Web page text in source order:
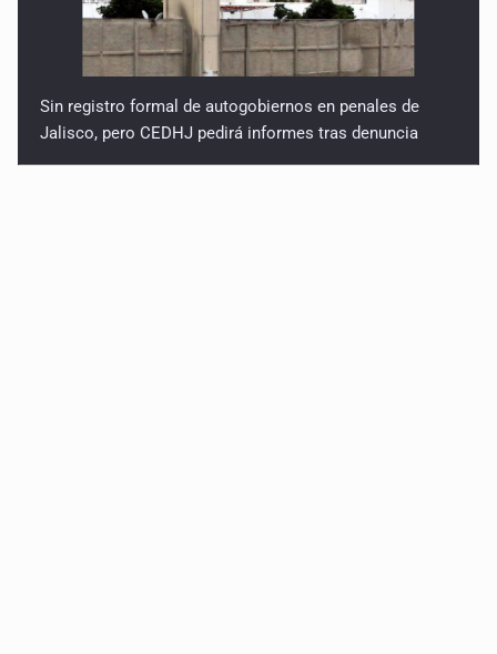
Sin registro formal de autogobiernos en penales de
Jalisco, pero CEDHJ pedirá informes tras denuncia